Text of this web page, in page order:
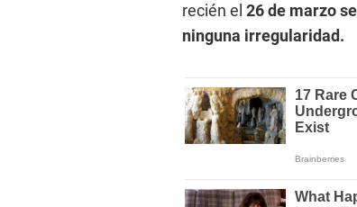
recién el 26 de marzo
ninguna irregularidad.